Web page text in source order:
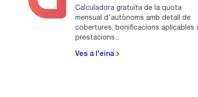
Calculadora gratuïta de la quota
mensual d'autònoms amb detall de
cobertures, bonificacions aplicables i
prestacions...
Ves a l'eina